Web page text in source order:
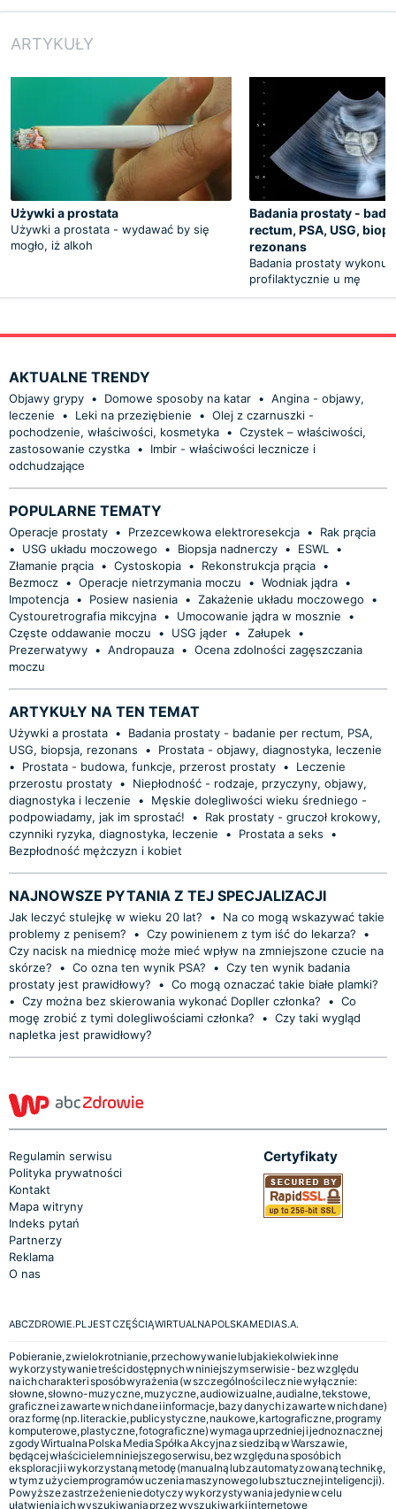
ARTYKUŁY
Używki a prostata
Używki a prostata - wydawać by się
mogło, iż alkoh
Badania prostaty -
rectum, PSA, USG,
rezonans
Badania prostaty
profilaktycznie u mę
AKTUALNE TRENDY
Objawy grypy • Domowe sposoby na katar • Angina - objawy,
leczenie
• Leki na przeziębienie • Olej z czarnuszki -
pochodzenie, właściwości, kosmetyka • Czystek – właściwości,
zastosowanie czystka •
Imbir - właściwości lecznicze i
odchudzające
POPULARNE TEMATY
Operacje prostaty • Przezcewkowa elektroresekcja •
Rak prącia
•
USG układu moczowego • Biopsja nadnerczy • ESWL
•
Złamanie prącia • Cystoskopia • Rekonstrukcja prącia •
Bezmocz • Operacje nietrzymania moczu • Wodniak jądra •
Impotencja • Posiew nasienia • Zakażenie układu moczowego
•
Cystouretrografia mikcyjna • Umocowanie jądra w mosznie
•
Częste oddawanie moczu
• USG jąder • Załupek •
Prezerwatywy • Andropauza • Ocena zdolności zagęszczania
moczu
ARTYKUŁY NA TEN TEMAT
Używki a prostata •
Badania prostaty - badanie per rectum, PSA,
USG, biopsja, rezonans
•
Prostata - objawy, diagnostyka, leczenie
•
Prostata - budowa, funkcje, przerost prostaty •
Leczenie
przerostu prostaty •
Niepłodność - rodzaje, przyczyny, objawy,
diagnostyka i leczenie
•
Męskie dolegliwości wieku średniego -
podpowiadamy, jak im sprostać!
•
Rak prostaty - gruczoł krokowy,
czynniki ryzyka, diagnostyka, leczenie
• Prostata a seks
•
Bezpłodność mężczyzn i kobiet
NAJNOWSZE PYTANIA Z TEJ SPECJALIZACJI
Jak leczyć stulejkę w wieku 20 lat? •
Na co mogą wskazywać takie
problemy z penisem?
• Czy powinienem z tym iść do lekarza?
•
Czy nacisk na miednicę może mieć wpływ na zmniejszone czucie na
skórze?
• Co ozna ten wynik PSA? • Czy ten wynik badania
prostaty jest prawidłowy?
• Co mogą oznaczać takie białe plamki?
• Czy można bez skierowania wykonać Dopller członka? • Co
mogę zrobić z tymi dolegliwościami członka?
• Czy taki wygląd
napletka jest prawidłowy?
Regulamin serwisu
Polityka prywatności
Kontakt
Mapa witryny
Indeks pytań
Partnerzy
Reklama
O nas
Certyfikaty
ABCZDROWIE.PL JEST CZĘŚCIĄ WIRTUALNA POLSKA MEDIA S.A.
Pobieranie, zwielokrotnianie, przechowywanie lub jakiekolwiek inne
wykorzystywanie treści dostępnych w niniejszym serwisie - bez względu
na ich charakter i sposób wyrażenia (w szczególności lecz nie wyłącznie:
słowne, słowno-muzyczne, muzyczne, audiowizualne, audialne, tekstowe,
graficzne i zawarte w nich dane i informacje, bazy danych i zawarte w nich dane)
oraz formę (np. literackie, publicystyczne, naukowe, kartograficzne, programy
komputerowe, plastyczne, fotograficzne) wymaga uprzedniej i jednoznacznej
zgody Wirtualna Polska Media Spółka Akcyjna z siedzibą w Warszawie,
będącej właścicielem niniejszego serwisu, bez względu na sposób ich
eksploracji i wykorzystaną metodę (manualną lub zautomatyzowaną technikę,
w tym z użyciem programów uczenia maszynowego lub sztucznej inteligencji).
Powyższe zastrzeżenie nie dotyczy wykorzystywania jedynie w celu
ułatwienia ich wyszukiwania przez wyszukiwarki internetowe